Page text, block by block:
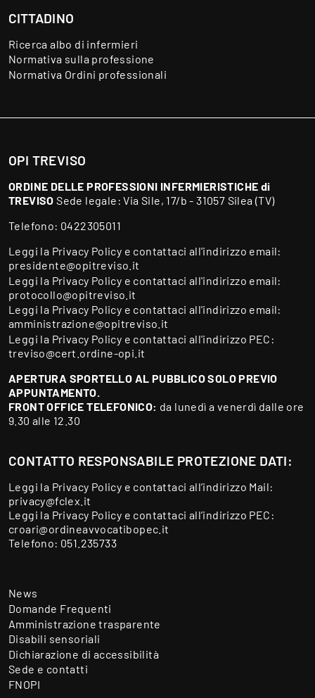
CITTADINO
Ricerca albo di infermieri
Normativa sulla professione
Normativa Ordini professionali
OPI TREVISO
ORDINE DELLE PROFESSIONI INFERMIERISTICHE di
TREVISO Sede legale: Via Sile, 17/b - 31057 Silea (TV)
Telefono: 0422305011
Leggi la Privacy Policy e contattaci all'indirizzo email:
presidente@opitreviso.it
Leggi la Privacy Policy e contattaci all'indirizzo email:
protocollo@opitreviso.it
Leggi la Privacy Policy e contattaci all'indirizzo email:
amministrazione@opitreviso.it
Leggi la Privacy Policy e contattaci all'indirizzo PEC:
treviso@cert.ordine-opi.it
APERTURA SPORTELLO AL PUBBLICO SOLO PREVIO
APPUNTAMENTO.
FRONT OFFICE TELEFONICO: da lunedì a venerdì dalle ore
9.30 alle 12.30
CONTATTO RESPONSABILE PROTEZIONE DATI:
Leggi la Privacy Policy e contattaci all’indirizzo Mail:
privacy@fclex.it
Leggi la Privacy Policy e contattaci all’indirizzo PEC:
croari@ordineavvocatibopec.it
Telefono: 051.235733
News
Domande Frequenti
Amministrazione trasparente
Disabili sensoriali
Dichiarazione di accessibilità
Sede e contatti
FNOPI